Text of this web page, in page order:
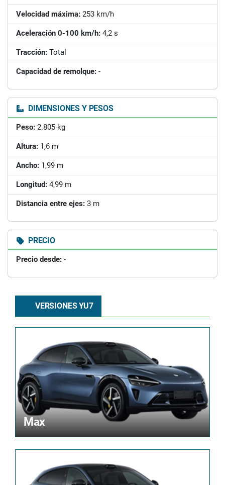
Velocidad máxima: 253 km/h
Aceleración 0-100 km/h: 4,2 s
Tracción: Total
Capacidad de remolque: -
DIMENSIONES Y PESOS
Peso: 2.805 kg
Altura: 1,6 m
Ancho: 1,99 m
Longitud: 4,99 m
Distancia entre ejes: 3 m
PRECIO
Precio desde: -
VERSIONES YU7
Max